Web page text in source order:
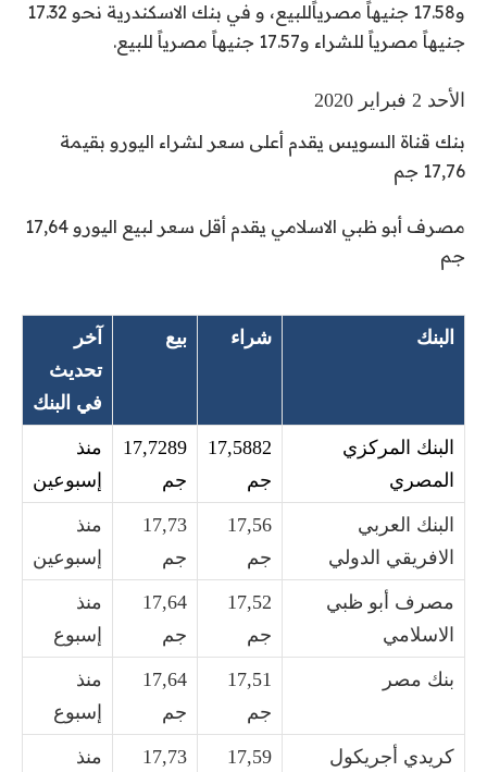
و17.58 جنيهاً مصرياًللبيع، و في بنك الاسكندرية نحو 17.32
جنيهاً مصرياً للشراء و17.57 جنيهاً مصرياً للبيع.
الأحد 2 فبراير 2020
بنك قناة السويس يقدم أعلى سعر لشراء اليورو بقيمة
17,76 جم
مصرف أبو ظبي الاسلامي
يقدم أقل سعر لبيع اليورو 17,64
جم
البنك شراء بيع
آخر
تحديث
في البنك
البنك المركزي
المصري
17,5882
جم
17,7289
جم
منذ
إسبوعين
البنك العربي
الافريقي الدولي
17,56
جم
17,73
جم
منذ
إسبوعين
مصرف أبو ظبي
الاسلامي
17,52
جم
17,64
جم
منذ
إسبوع
بنك مصر
17,51
جم
17,64
جم
منذ
إسبوع
كريدي أجريكول 17,59
17,73 منذ